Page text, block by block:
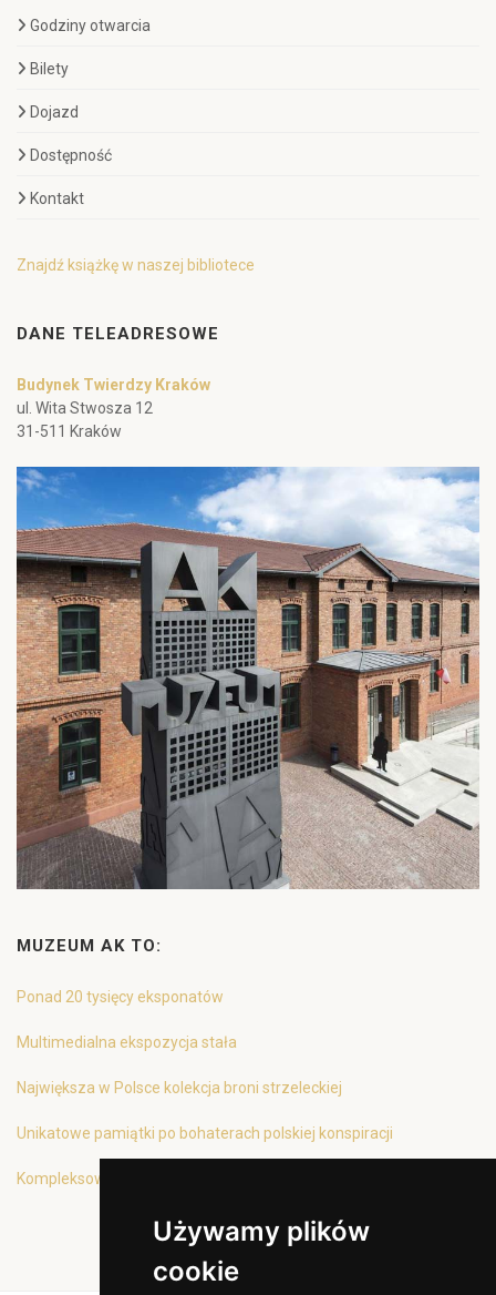
Używamy plików
cookie
Godziny otwarcia
Bilety
Dojazd
Dostępność
Kontakt
Znajdź książkę w naszej bibliotece
DANE TELEADRESOWE
Budynek Twierdzy Kraków
ul. Wita Stwosza 12
31-511 Kraków
MUZEUM AK TO:
Ponad 20 tysięcy eksponatów
Multimedialna ekspozycja stała
Największa w Polsce kolekcja broni strzeleckiej
Unikatowe pamiątki po bohaterach polskiej konspiracji
Kompleksowa oferta edukacyjna